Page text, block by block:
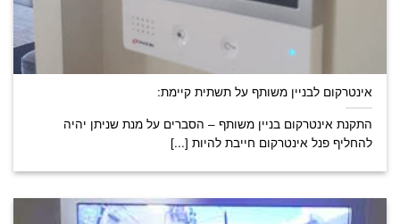
אינטרקום לבניין משותף על תשתית קיימת:
התקנת אינטרקום בניין משותף – הסברים על מנת שניתן יהיה
להחליף פנל אינטרקום חייבת להיות [...]